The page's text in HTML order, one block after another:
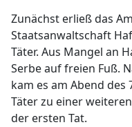
Zunächst erließ das
Staatsanwaltschaft
Täter. Aus Mangel an
Serbe auf freien Fuß.
kam es am Abend des
Täter zu einer
der ersten Tat.